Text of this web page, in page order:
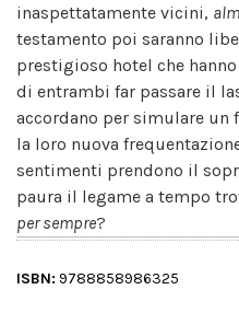
inaspettatamente vicini,
testamento poi saranno
prestigioso hotel che
di entrambi far passare il
accordano per simulare
la loro nuova
sentimenti prendono il
paura il legame a tempo
per sempre?
ISBN: 9788858986325